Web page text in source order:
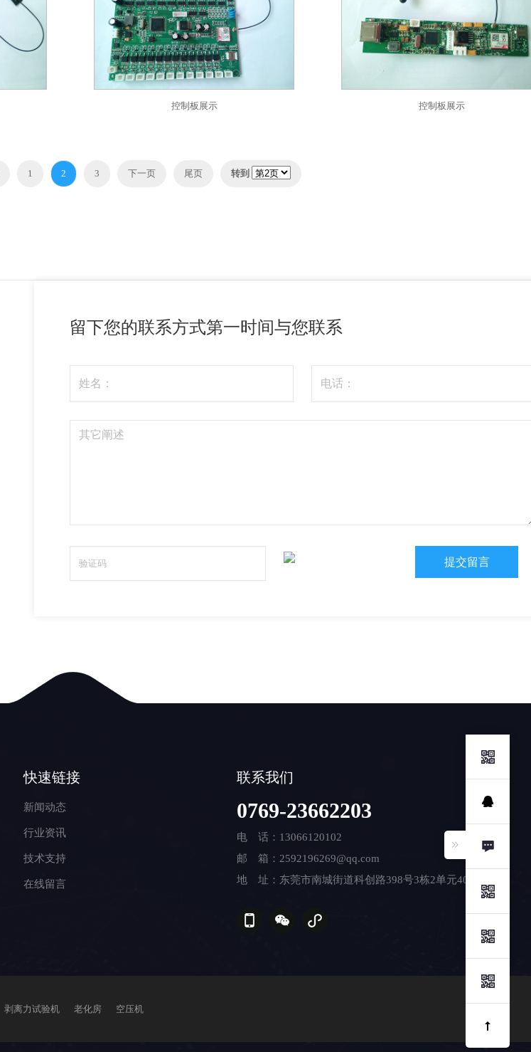
控制板展示 控制板展示
1 2 3 下一页 尾页 转到
留下您的联系方式第一时间与您联系
快速链接
新闻动态
行业资讯
技术支持
在线留言
联系我们
0769-23662203
电 话：13066120102
邮 箱：2592196269@qq.com
地 址：东莞市南城街道科创路398号3栋2单元408室
剥离力试验机 老化房 空压机